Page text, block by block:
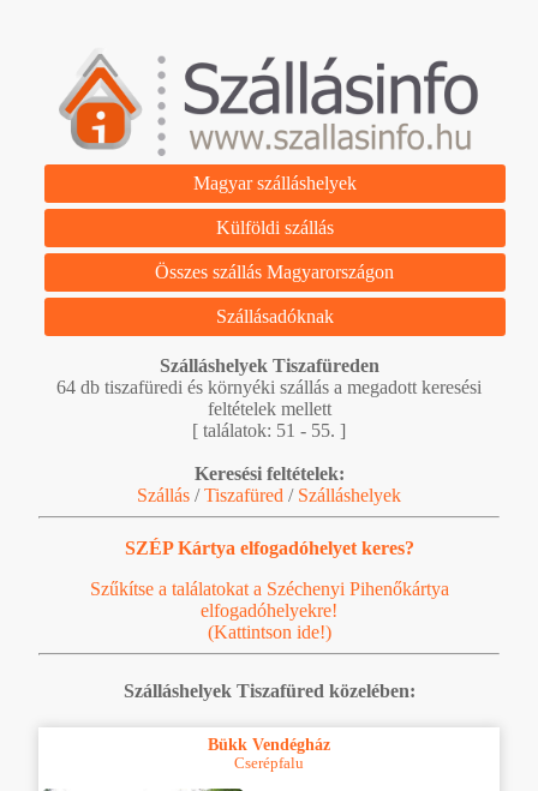
Magyar szálláshelyek
Külföldi szállás
Összes szállás Magyarországon
Szállásadóknak
Szálláshelyek Tiszafüreden
64 db tiszafüredi és környéki szállás a megadott keresési
feltételek mellett
[ találatok: 51 - 55. ]
Keresési feltételek:
Szállás /Tiszafüred / Szálláshelyek
SZÉP Kártya elfogadóhelyet keres?
Szűkítse a találatokat a Széchenyi Pihenőkártya
elfogadóhelyekre!
(Kattintson ide!)
Szálláshelyek Tiszafüred közelében:
Bükk Vendégház
Cserépfalu